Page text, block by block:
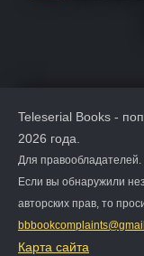
Teleserial Books -
2026 года.
Для правообладателей.
Если вы обнаружили
авторских прав, то
Карта сайта